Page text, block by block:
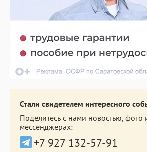
Стали свидетелем интересного
Поделитесь с нами новостью, фото
мессенджерах:
+7 927 132-57-91